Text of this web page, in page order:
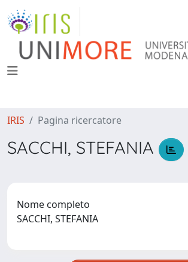
IRIS Pagina ricercatore
SACCHI, STEFANIA
Nome completo
SACCHI, STEFANIA